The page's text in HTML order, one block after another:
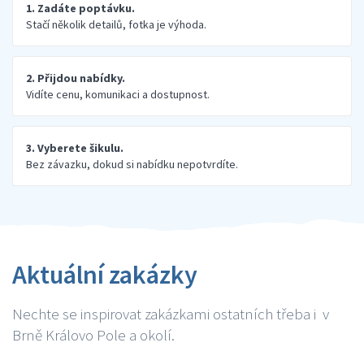
1. Zadáte poptávku.
Stačí několik detailů, fotka je výhoda.
2. Přijdou nabídky.
Vidíte cenu, komunikaci a dostupnost.
3. Vyberete šikulu.
Bez závazku, dokud si nabídku nepotvrdíte.
Aktuální zakázky
Nechte se inspirovat zakázkami ostatních třeba i v
Brně Královo Pole a okolí.